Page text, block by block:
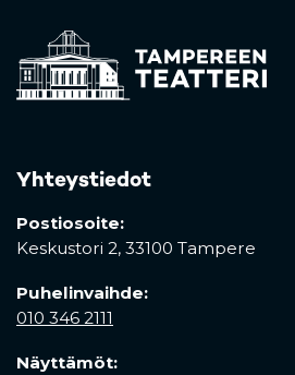
Yhteystiedot
Postiosoite:
Keskustori 2, 33100 Tampere
Puhelinvaihde:
010 346 2111
Näyttämöt: